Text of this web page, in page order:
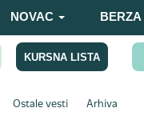
NOVAC BERZA
KURSNA LISTA
Ostale vesti Arhiva